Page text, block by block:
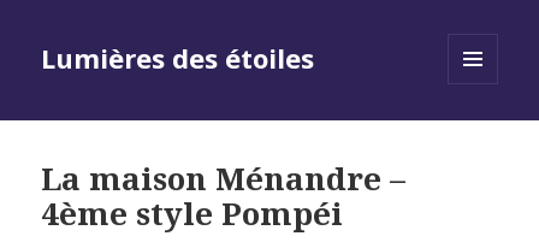
Lumières des étoiles
La maison Ménandre –
4ème style Pompéi